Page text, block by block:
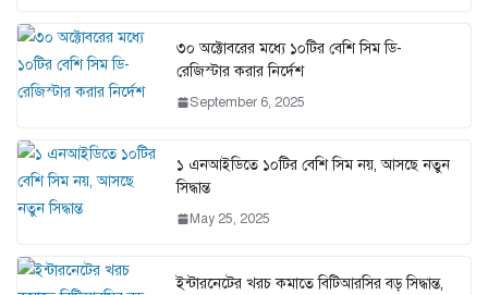
৩০ অক্টোবরের মধ্যে ১০টির বেশি সিম ডি-
রেজিস্টার করার নির্দেশ
September 6, 2025
১ এনআইডিতে ১০টির বেশি সিম নয়, আসছে নতুন
সিদ্ধান্ত
May 25, 2025
ইন্টারনেটের খরচ কমাতে বিটিআরসির বড় সিদ্ধান্ত,